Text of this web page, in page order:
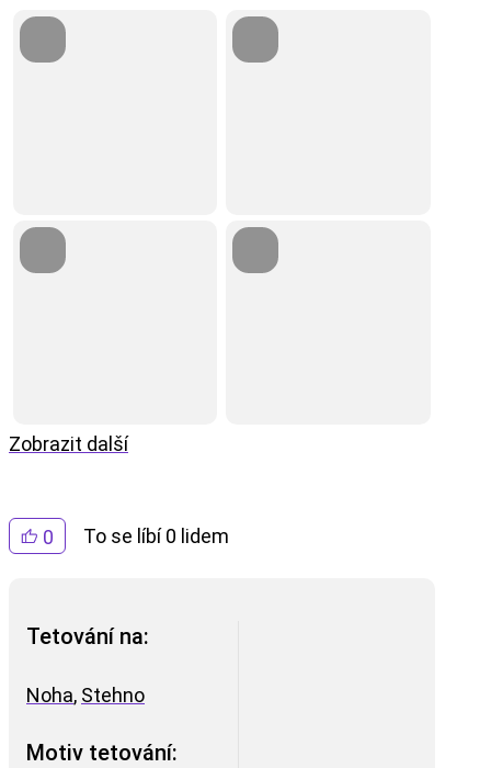
0 To se líbí 0 lidem
Tetování na:
Noha, Stehno
Motiv tetování:
Zobrazit další